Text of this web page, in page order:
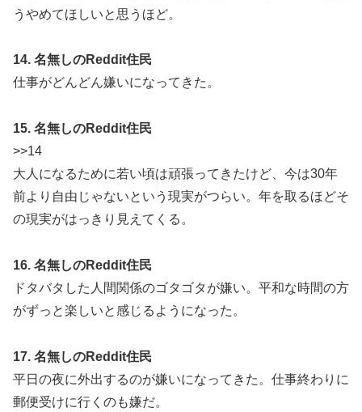
うやめてほしいと思うほど。
14. 名無しのReddit住民
仕事がどんどん嫌いになってきた。
15. 名無しのReddit住民
>>14
大人になるために若い頃は頑張ってきたけど、今は30年
前より自由じゃないという現実がつらい。年を取るほどそ
の現実がはっきり見えてくる。
16. 名無しのReddit住民
ドタバタした人間関係のゴタゴタが嫌い。平和な時間の方
がずっと楽しいと感じるようになった。
17. 名無しのReddit住民
平日の夜に外出するのが嫌いになってきた。仕事終わりに
郵便受けに行くのも嫌だ。